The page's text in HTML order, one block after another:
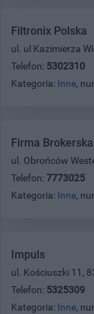
Filtronix Polska
ul. ul Kazimierza
Telefon: 5302310
Kategoria: Inne,
Firma Brokerska
ul. Obrońców
Telefon: 7773025
Kategoria: Inne,
Impuls
ul. Kościuszki 11,
Telefon: 5325309
Kategoria: Inne,